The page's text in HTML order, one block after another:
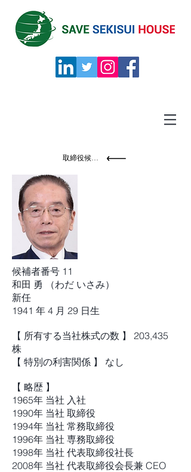
候補者番号 11
和田 勇 （わだ いさみ）
新任
1941 年 4 月 29 日生
【 所有する当社株式の数 】 203,435
株
【 特別の利害関係 】 なし
【 略歴 】
1965年 当社 入社
1990年 当社 取締役
1994年 当社 常務取締役
1996年 当社 専務取締役
1998年 当社 代表取締役社長
2008年 当社 代表取締役会長兼 CEO
取締役候補者